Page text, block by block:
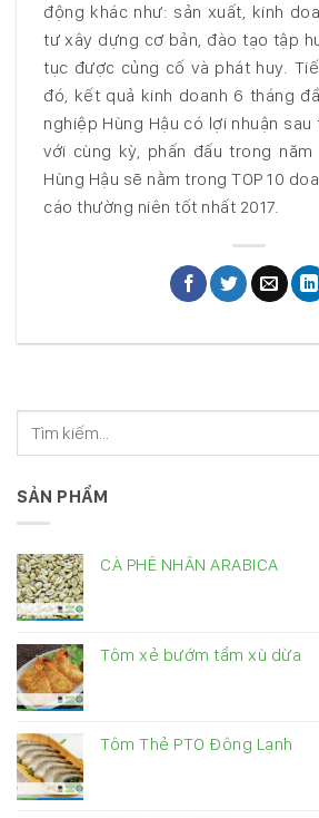
động khác như: sản xuất, kinh
tư xây dựng cơ bản, đào tạo tập
tục được củng cố và phát huy.
đó, kết quả kinh doanh 6 tháng
nghiệp Hùng Hậu có lợi nhuận
với cùng kỳ, phấn đấu trong
Hùng Hậu sẽ nằm trong TOP 10
cáo thường niên tốt nhất 2017.
SẢN PHẨM
CÀ PHÊ NHÂN ARABICA
Tôm xẻ bướm tẩm xù dừa
Tôm Thẻ PTO Đông Lạnh